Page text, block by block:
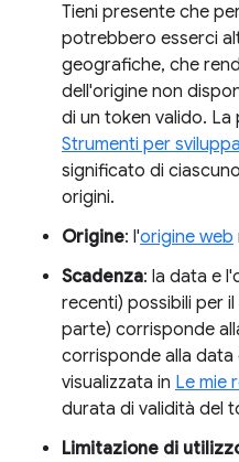
Tieni presente che
potrebbero esserci
geografiche, che
dell'origine non
di un token valido. La
Strumenti per
significato di
origini.
Origine: l'origine web
Scadenza: la data e
recenti) possibili per
parte) corrisponde
corrisponde alla data
visualizzata in Le mie
durata di validità del
Limitazione di